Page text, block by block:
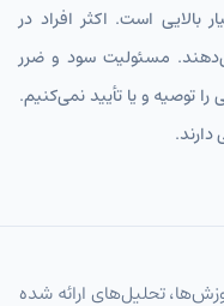
بالایی است. اکثر افراد در
مسئولیت سود و ضرر
توصیه و یا تأیید نمی‌کنیم.
تحلیل‌های ارائه شده